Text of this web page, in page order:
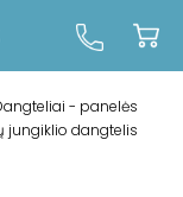
- panelės
jungiklio dangtelis